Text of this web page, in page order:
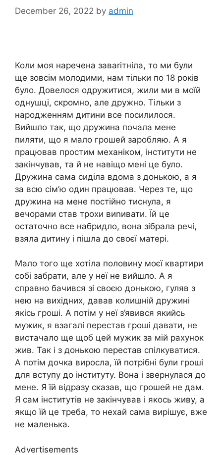
December 26, 2022 by admin
Коли моя наречена заваrітніла, то ми були
ще зовсім молодими, нам тільки по 18 років
було. Довелося одружитися, жили ми в моїй
однушці, скромно, але дружно. Тільки з
народженням дитини все посилилося.
Вийшло так, що дружина почала мене
пиляти, що я мало грошей заробляю. А я
працював простим механіком, інститути не
закінчував, та й не навіщо мені це було.
Дружина сама сиділа вдома з донькою, а я
за всю сім’ю один працював. Через те, що
дружина на мене постійно тиснула, я
вечорами став трохи виnивати. Їй це
остаточно все набридло, вона зібрала речі,
взяла дитину і пішла до своєї матері.
Мало того ще хотіла половину моєї квартири
собі забрати, але у неї не вийшло. А я
справно бачився зі своєю донькою, гуляв з
нею на вихідних, давав колишній дружині
якісь гроші. А потім у неї з’явився якийсь
мужик, я взагалі перестав гроші давати, не
вистачало ще щоб цей мужик за мій рахунок
жив. Так і з донькою перестав спілкуватися.
А потім дочка виросла, їй потрібні були гроші
для вступу до інституту. Вона і звернулася до
мене. Я їй відразу сказав, що грошей не дам.
Я сам інститутів не закінчував і якось живу, а
якщо їй це треба, то нехай сама вирішує, вже
не маленька.
Advertisements